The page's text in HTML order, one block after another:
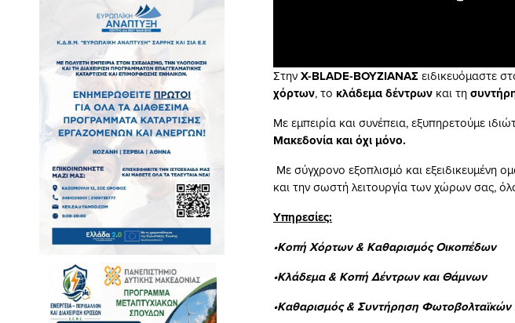
ΣτηνX-BLADE-ΒΟΥΖΙΑΝΑΣ ειδικευόμαστε
χόρτων, το κλάδεμα δέντρων και τη
Με εμπειρία και συνέπεια, εξυπηρετούμε
Μακεδονία και όχι μόνο.
Με σύγχρονο εξοπλισμό και εξειδικευμένη
και την σωστή λειτουργία των χώρων σας,
Υπηρεσίες:
•Κοπή Χόρτων & Καθαρισμός Οικοπέδων
•Κλάδεμα & Κοπή Δέντρων και Θάμνων
•Καθαρισμός & Συντήρηση